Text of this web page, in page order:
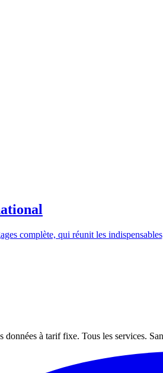
complète, qui réunit les
à tarif fixe. Tous les services.